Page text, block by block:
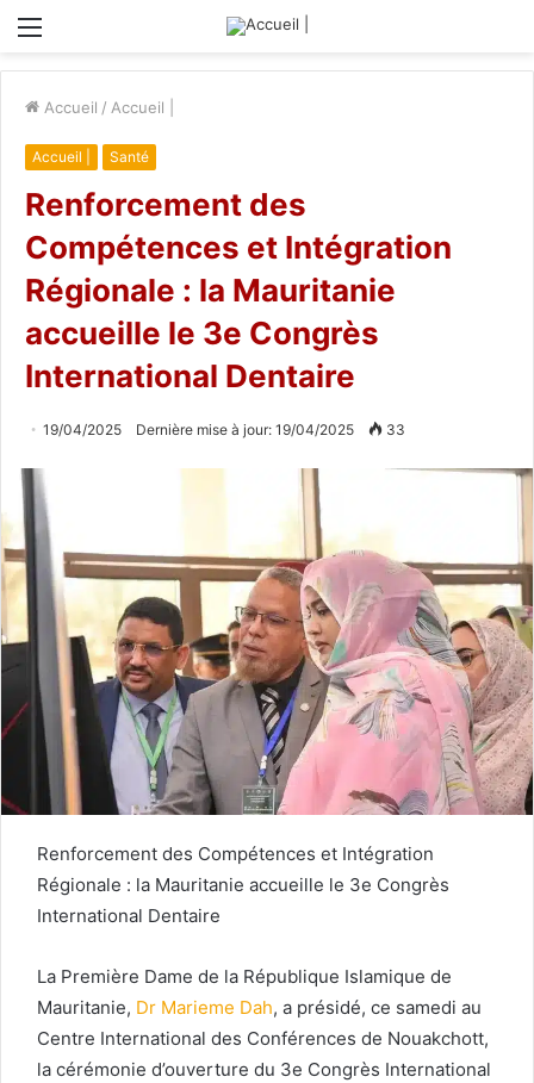
Menu
Accueil / Accueil |
Accueil | Santé
Renforcement des
Compétences et Intégration
Régionale : la Mauritanie
accueille le 3e Congrès
International Dentaire
19/04/2025 Dernière mise à jour: 19/04/2025 33
Renforcement des Compétences et Intégration
Régionale : la Mauritanie accueille le 3e Congrès
International Dentaire
La Première Dame de la République Islamique de
Mauritanie, Dr Marieme Dah, a présidé, ce samedi au
Centre International des Conférences de Nouakchott,
la cérémonie d’ouverture du 3e Congrès International